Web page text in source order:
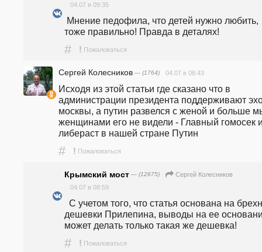
04.07 в 09:35
тоже правильно! Правда в деталях!
# ! Пожаловаться
Сергей Колесников — (1764) 04.07 в 08:43
Исходя из этой статьи где сказано что в
администрации президента поддерживают
москвы, а путин развелся с женой и больше
женщинами его не видели - Главный гомосек
либераст в нашей стране Путин
# ! Пожаловаться
Крымский мост — (12675)
Сергей Колесников
04.07 в 08:59
дешевки Прилепина, выводы на ее
может делать только такая же дешевка!
# ! Пожаловаться